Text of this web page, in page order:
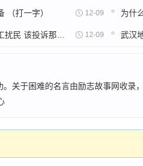
（打一字） 12-09
12-09 武汉
关于困难的名言由励志故事网收录